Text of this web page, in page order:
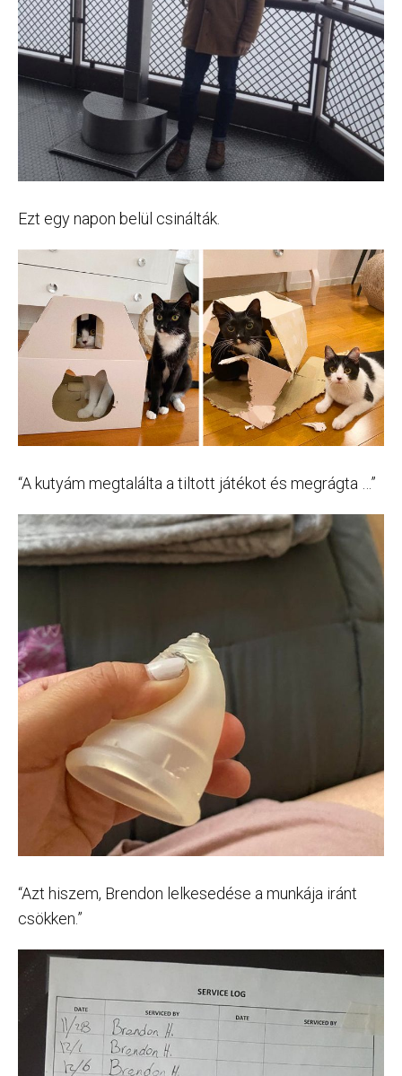
Ezt egy napon belül csinálták.
“A kutyám megtalálta a tiltott játékot és megrágta …”
“Azt hiszem, Brendon lelkesedése a munkája iránt
csökken.”